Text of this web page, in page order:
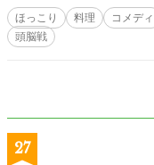
ほっこり 料理 コメディ
頭脳戦
27